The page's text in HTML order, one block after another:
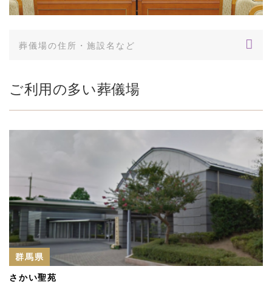
ご利用の多い葬儀場
群馬県
さかい聖苑